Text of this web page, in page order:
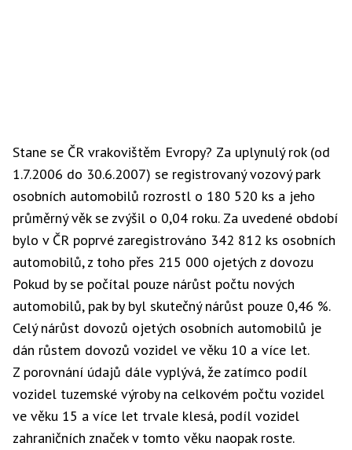
Stane se ČR vrakovištěm Evropy? Za uplynulý rok (od
1.7.2006 do 30.6.2007) se registrovaný vozový park
osobních automobilů rozrostl o 180 520 ks a jeho
průměrný věk se zvýšil o 0,04 roku. Za uvedené období
bylo v ČR poprvé zaregistrováno 342 812 ks osobních
automobilů, z toho přes 215 000 ojetých z dovozu
Pokud by se počítal pouze nárůst počtu nových
automobilů, pak by byl skutečný nárůst pouze 0,46 %.
Celý nárůst dovozů ojetých osobních automobilů je
dán růstem dovozů vozidel ve věku 10 a více let.
Z porovnání údajů dále vyplývá, že zatímco podíl
vozidel tuzemské výroby na celkovém počtu vozidel
ve věku 15 a více let trvale klesá, podíl vozidel
zahraničních značek v tomto věku naopak roste.